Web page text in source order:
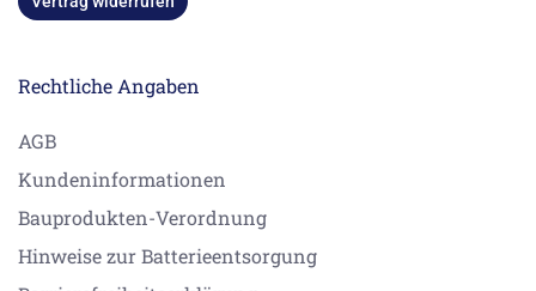
Rechtliche Angaben
AGB
Kundeninformationen
Bauprodukten-Verordnung
Hinweise zur Batterieentsorgung